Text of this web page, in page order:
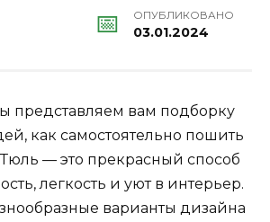
ОПУБЛИКОВАНО
03.01.2024
представляем вам подборку
как самостоятельно пошить
— это прекрасный способ
легкость и уют в интерьер.
варианты дизайна